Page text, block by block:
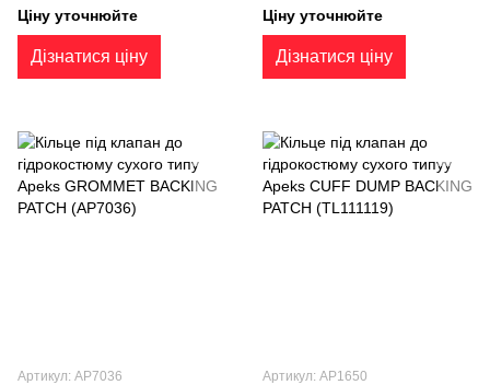
Ціну уточнюйте
Дізнатися ціну
Apeks (AP7013)
Ціну уточнюйте
Дізнатися ціну
Артикул: AP7036 Артикул: AP1650